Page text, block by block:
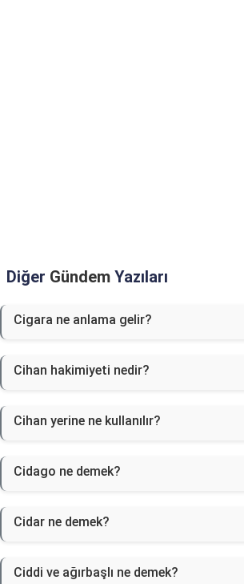
Diğer Gündem Yazıları
Cigara ne anlama gelir?
Cihan hakimiyeti nedir?
Cihan yerine ne kullanılır?
Cidago ne demek?
Cidar ne demek?
Ciddi ve ağırbaşlı ne demek?